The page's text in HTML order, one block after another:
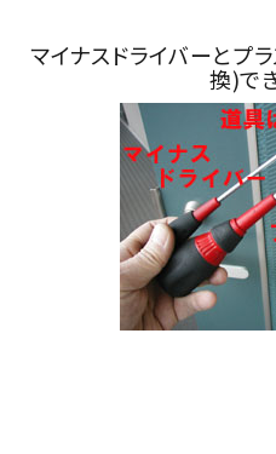
暗証番号錠
INFORMATION
マイナスドライバーとプ
換)で